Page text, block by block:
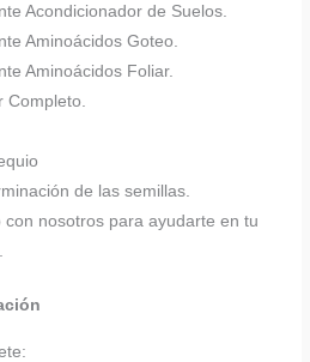
Acondicionador de Suelos.
Aminoácidos Goteo.
Aminoácidos Foliar.
Completo.
de las semillas.
con nosotros para ayudarte en tu